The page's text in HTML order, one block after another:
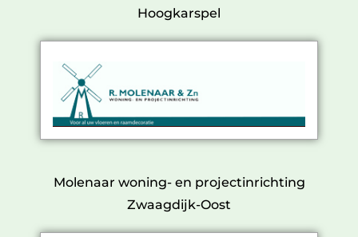
Hoogkarspel
Molenaar woning- en projectinrichting
Zwaagdijk-Oost